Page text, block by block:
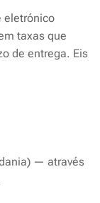
eletrónico
taxas que
de entrega. Eis
— através